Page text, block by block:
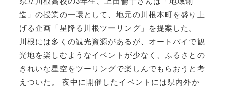
造」の授業の一環として、地元の川根本町を盛り上
げる企画「星降る川根ツーリング」を提案した。
川根には多くの観光資源があるが、オートバイで観
光地を楽しむようなイベントが少なく、ふるさとの
きれいな星空をツーリングで楽しんでもらおうと考
えついた。 夜中に開催したイベントには県内外か